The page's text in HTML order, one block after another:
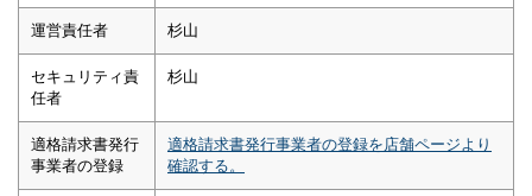
運営責任者 杉山
セキュリティ責
任者
杉山
適格請求書発行
事業者の登録
適格請求書発行事業者の登録を店舗ページより
確認する。